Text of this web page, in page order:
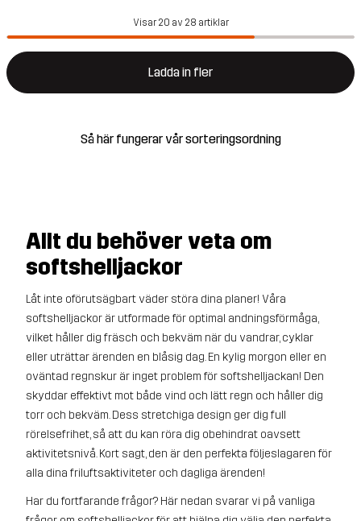
Visar 20 av 28 artiklar
Ladda in fler
Så här fungerar vår sorteringsordning
Allt du behöver veta om
softshelljackor
Låt inte oförutsägbart väder störa dina planer! Våra
softshelljackor är utformade för optimal andningsförmåga,
vilket håller dig fräsch och bekväm när du vandrar, cyklar
eller uträttar ärenden en blåsig dag. En kylig morgon eller en
oväntad regnskur är inget problem för softshelljackan! Den
skyddar effektivt mot både vind och lätt regn och håller dig
torr och bekväm. Dess stretchiga design ger dig full
rörelsefrihet, så att du kan röra dig obehindrat oavsett
aktivitetsnivå. Kort sagt, den är den perfekta följeslagaren för
alla dina friluftsaktiviteter och dagliga ärenden!
Har du fortfarande frågor? Här nedan svarar vi på vanliga